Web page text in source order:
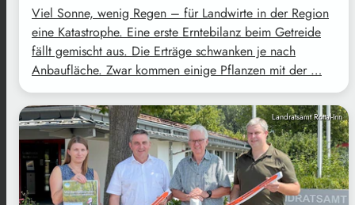
Viel Sonne, wenig Regen – für Landwirte in der Region
eine Katastrophe. Eine erste Erntebilanz beim Getreide
fällt gemischt aus. Die Erträge schwanken je nach
Anbaufläche. Zwar kommen einige Pflanzen mit der …
Landratsamt Rottal-Inn